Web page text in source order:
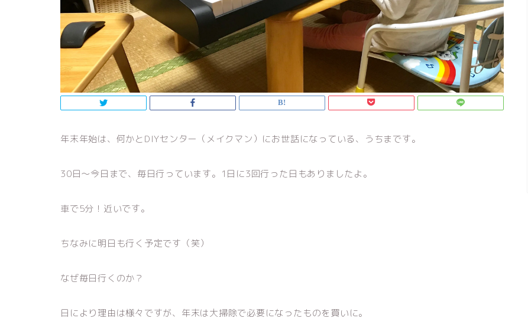
年末年始は、何かとDIYセンター（メイクマン）にお世話になっている、うちまです。
30日〜今日まで、毎日行っています。1日に3回行った日もありましたよ。
車で5分！近いです。
ちなみに明日も行く予定です（笑）
なぜ毎日行くのか？
日により理由は様々ですが、年末は大掃除で必要になったものを買いに。